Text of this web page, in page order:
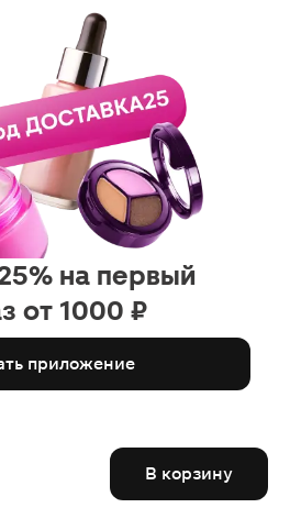
на первый
от 1000 ₽
приложение
В корзину